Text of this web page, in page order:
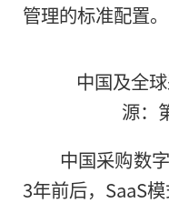
管理的标准配置。
中国及全
源：
中国采购数
3年前后，SaaS